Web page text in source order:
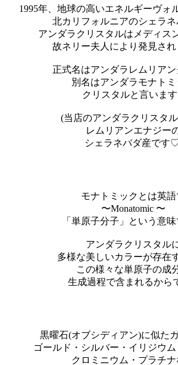
1995年、地球の高いエネルギーヴォ
北カリフォルニアのシェラネ
アンダラクリスタルはメディス
故ネリー夫人により発見され
正式名はアンダラレムリアン
別名はアンダラモナトミ
クリスタルと言いま
(当店のアンダラクリスタ
レムリアンエナジー
シェラネバダ産です
モナトミックとは英語
〜Monatomic 〜
「単原子分子」という意
アンダラクリスタル
多様な美しいカラーが存在
この様々な単原子の成
生成過程で含まれるから
黒曜石(オブシディアン)に似た
ゴールド・シルバー・イリジウム
クロミニウム・プラチ